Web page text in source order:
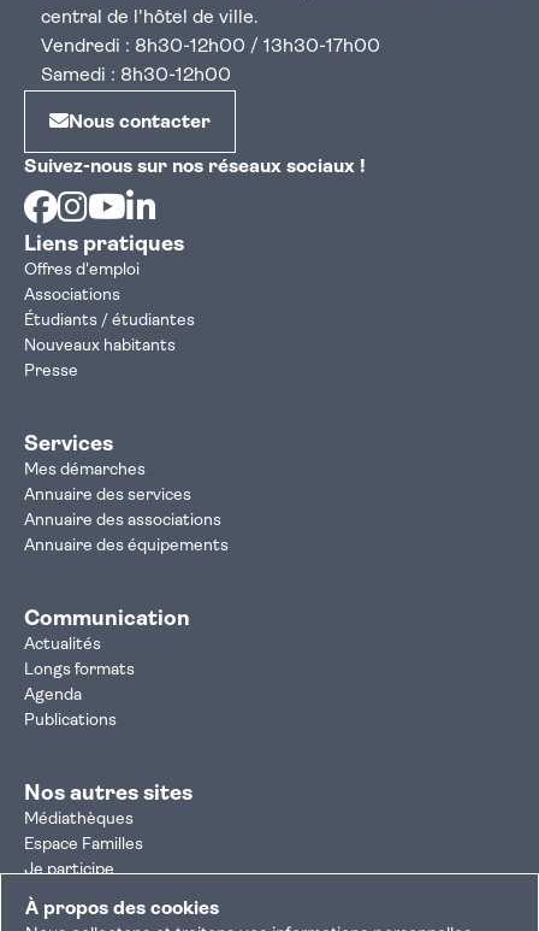
À propos des cookies
central de l'hôtel de ville.
Vendredi : 8h30-12h00 / 13h30-17h00
Samedi : 8h30-12h00
Nous contacter
Suivez-nous sur nos réseaux sociaux !
Facebook
Instagram
Youtube
Liens pratiques
Offres d'emploi
Associations
Étudiants / étudiantes
Nouveaux habitants
Presse
Services
Mes démarches
Annuaire des services
Annuaire des associations
Annuaire des équipements
Communication
Actualités
Longs formats
Agenda
Publications
Nos autres sites
Médiathèques
Espace Familles
Je participe
Autorisation d'urbanisme
Résultats électoraux